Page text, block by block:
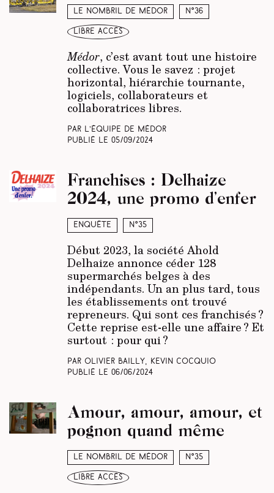
Le nombril de Médor N°36
libre accès
Médor, c’est avant tout une histoire
collective. Vous le savez : projet
horizontal, hiérarchie tournante,
logiciels, collaborateurs et
collaboratrices libres.
Par L’équipe de Médor
Publié le 05/09/2024
Enquête N°35
Franchises : Delhaize
2024, une promo d’enfer
Début 2023, la société Ahold
Delhaize annonce céder 128
supermarchés belges à des
indépendants. Un an plus tard, tous
les établissements ont trouvé
repreneurs. Qui sont ces franchisés ?
Cette reprise est-elle une affaire ? Et
surtout : pour qui ?
Par Olivier Bailly, Kevin Cocquio
Publié le 06/06/2024
Le nombril de Médor N°35
libre accès
Amour, amour, amour, et
pognon quand même